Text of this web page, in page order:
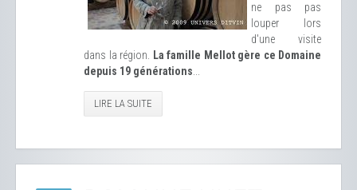
ne pas pas
louper lors
d'une visite
dans la région.
La famille Mellot gère ce Domaine
depuis 19 générations
LIRE LA SUITE